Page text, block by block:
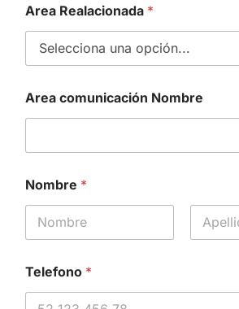
Area Realacionada *
Area comunicación Nombre
Nombre *
Telefono *